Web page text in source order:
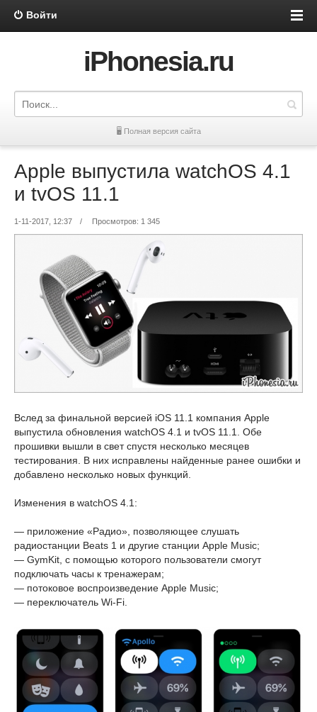
Войти
iPhonesia.ru
🖥 Полная версия сайта
Apple выпустила watchOS 4.1
и tvOS 11.1
1-11-2017, 12:37 / Просмотров: 1 345
Вслед за финальной версией iOS 11.1 компания Apple
выпустила обновления watchOS 4.1 и tvOS 11.1. Обе
прошивки вышли в свет спустя несколько месяцев
тестирования. В них исправлены найденные ранее ошибки и
добавлено несколько новых функций.
Изменения в watchOS 4.1:
— приложение «Радио», позволяющее слушать
радиостанции Beats 1 и другие станции Apple Music;
— GymKit, с помощью которого пользователи смогут
подключать часы к тренажерам;
— потоковое воспроизведение Apple Music;
— переключатель Wi-Fi.